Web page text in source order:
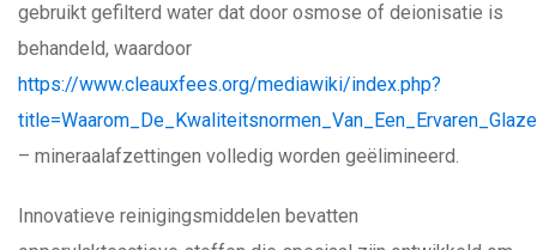
gebruikt gefilterd water dat door osmose of deionisatie is
behandeld, waardoor
https://www.cleauxfees.org/mediawiki/index.php?
– mineraalafzettingen volledig worden geëlimineerd.
Innovatieve reinigingsmiddelen bevatten